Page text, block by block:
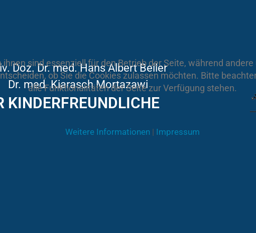
Doz. Dr. med. Hans Albert Beiler
Dr. med. Kiarasch Mortazawi
KINDERFREUNDLICHE
sind essenziell für den Betrieb der Seite, während
ob Sie die Cookies zulassen möchten. Bitte
alle Funktionalitäten der Seite zur Verfügung stehen.
Weitere Informationen | Impressum